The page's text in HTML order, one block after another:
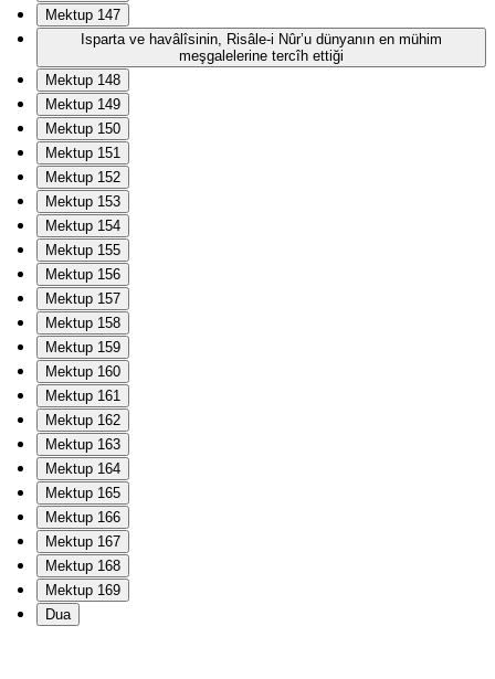
Mektup 147
Isparta ve havâlîsinin, Risâle-i Nûr’u dünyanın en mühim
meşgalelerine tercîh ettiği
Mektup 148
Mektup 149
Mektup 150
Mektup 151
Mektup 152
Mektup 153
Mektup 154
Mektup 155
Mektup 156
Mektup 157
Mektup 158
Mektup 159
Mektup 160
Mektup 161
Mektup 162
Mektup 163
Mektup 164
Mektup 165
Mektup 166
Mektup 167
Mektup 168
Mektup 169
Dua